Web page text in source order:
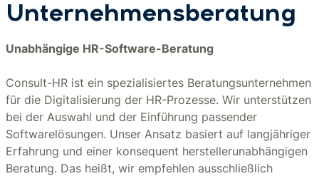
Unternehmensberatung
Unabhängige HR-Software-Beratung
Consult-HR ist ein spezialisiertes Beratungsunternehmen
für die Digitalisierung der HR-Prozesse. Wir unterstützen
bei der Auswahl und der Einführung passender
Softwarelösungen. Unser Ansatz basiert auf langjähriger
Erfahrung und einer konsequent herstellerunabhängigen
Beratung. Das heißt, wir empfehlen ausschließlich